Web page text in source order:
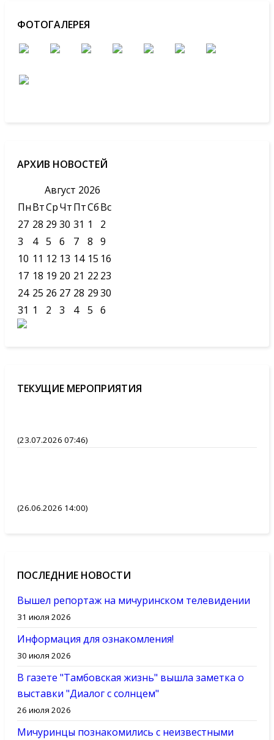
ФОТОГАЛЕРЕЯ
АРХИВ НОВОСТЕЙ
Август 2026
ПнВтСрЧтПтСбВс
27 28 29 30 31 1
2
3
4 5 6 7 8 9
10 11 12 13 14 15 16
17 18 19 20 21 22 23
24 25 26 27 28 2930
31 1 2 3 4 5 6
ТЕКУЩИЕ МЕРОПРИЯТИЯ
(23.07.2026 07:46)
(26.06.2026 14:00)
ПОСЛЕДНИЕ НОВОСТИ
Вышел репортаж на мичуринском телевидении
31 июля 2026
Информация для ознакомления!
30 июля 2026
В газете "Тамбовская жизнь" вышла заметка о
выставки "Диалог с солнцем"
26 июля 2026
Мичуринцы познакомились с неизвестными